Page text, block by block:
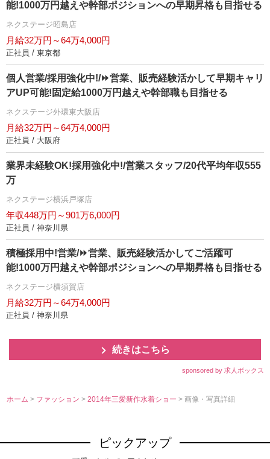
能!1000万円越えや幹部ポジションへの早期昇格も目指せる
ネクステージ昭島店
月給32万円～64万4,000円
正社員 / 東京都
個人営業/採用強化中!/⏩️営業、販売経験活かして早期キャリ
アUP可能!固定給1000万円越えや幹部職も目指せる
ネクステージ外環東大阪店
月給32万円～64万4,000円
正社員 / 大阪府
業界未経験OK!採用強化中!/営業スタッフ/20代平均年収555
万
ネクステージ横浜戸塚店
年収448万円～901万6,000円
正社員 / 神奈川県
積極採用中!営業/⏩️営業、販売経験活かしてご活躍可
能!1000万円越えや幹部ポジションへの早期昇格も目指せる
ネクステージ横須賀店
月給32万円～64万4,000円
正社員 / 神奈川県
続きはこちら
sponsored by 求人ボックス
ホーム > ファッション>2014年三愛新作水着ショー> 画像・写真詳細
ピックアップ